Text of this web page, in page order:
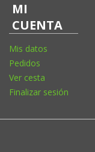
MI
CUENTA
Mis datos
Pedidos
Ver cesta
Finalizar sesión